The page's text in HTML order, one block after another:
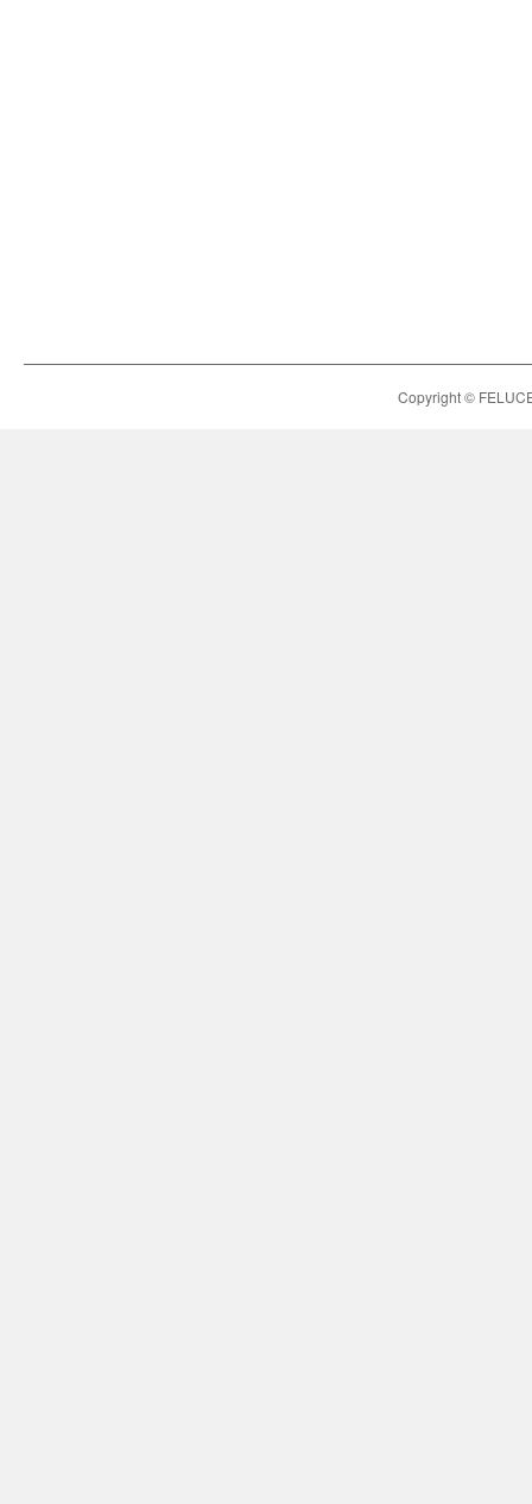
Copyright ©